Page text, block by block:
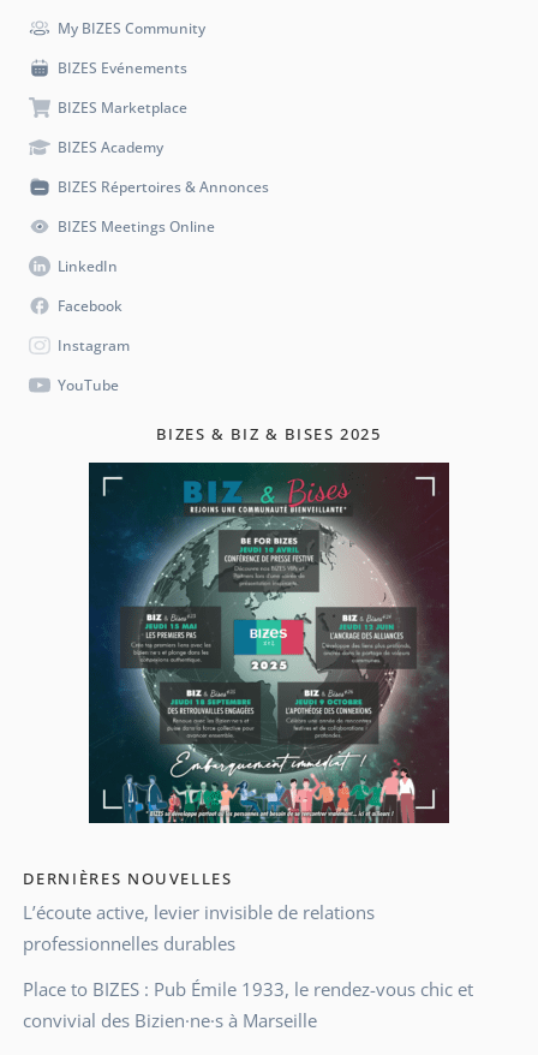
My BIZES Community
BIZES Evénements
BIZES Marketplace
BIZES Academy
BIZES Répertoires & Annonces
BIZES Meetings Online
LinkedIn
Facebook
Instagram
YouTube
BIZES & BIZ & BISES 2025
DERNIÈRES NOUVELLES
L’écoute active, levier invisible de relations
professionnelles durables
Place to BIZES : Pub Émile 1933, le rendez-vous chic et
convivial des Bizien·ne·s à Marseille